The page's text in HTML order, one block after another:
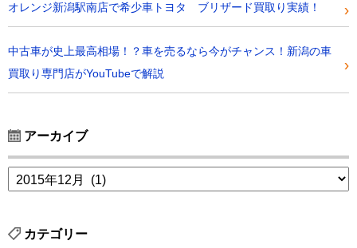
オレンジ新潟駅南店で希少車トヨタ ブリザード買取り実績！
中古車が史上最高相場！？車を売るなら今がチャンス！新潟の車
買取り専門店がYouTubeで解説
アーカイブ
カテゴリー